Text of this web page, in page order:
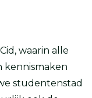
waarin alle
kennismaken
studentenstad